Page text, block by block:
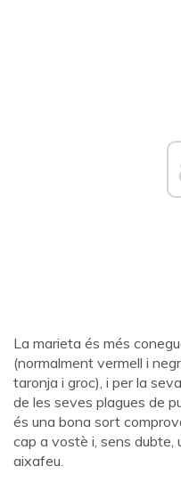
La marieta és més
(normalment vermell i
taronja i groc), i per la
de les seves plagues de
és una bona sort
cap a vostè i, sens dubte,
aixafeu.